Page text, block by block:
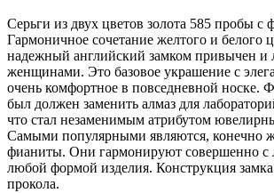
Серьги из двух цветов золота 585 пробы с
Гармоничное сочетание желтого и белого
надежный английский замком привычен
женщинами. Это базовое украшение с
очень комфортное в повседневной носке.
был должен заменить алмаз для
что стал незаменимым атрибутом
Самыми популярными являются, конечно
фианиты. Они гармонируют совершенно с
любой формой изделия. Конструкция
прокола.